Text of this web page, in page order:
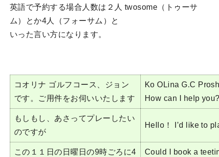
英語で予約する場合人数は２人 twosome（トゥーサ
ム）とか4人（フォーサム）と
いった言い方になります。
コオリナ ゴルフコース、ジョン
です。ご用件をお伺いいたします
Ko OLina G.C
How can I help
もしもし、あさってプレーしたい
のですが
Hello！ I’d like to
この１１日の日曜日の9時ごろに4
Could I book a